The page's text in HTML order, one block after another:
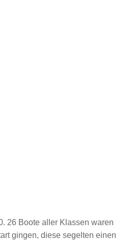
26 Boote aller Klassen waren
gingen, diese segelten einen